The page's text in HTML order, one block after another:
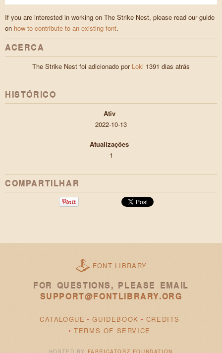
If you are interested in working on The Strike Nest, please read our guide
on how to contribute to an existing font.
ACERCA
The Strike Nest foi adicionado por Loki 1391 dias atrás
HISTÓRICO
Ativ
2022-10-13
Atualizações
1
COMPARTILHAR
FONT LIBRARY
FOR QUESTIONS, PLEASE EMAIL
SUPPORT@FONTLIBRARY.ORG
CATALOGUE GUIDEBOOK
CREDITS
TERMS OF SERVICE